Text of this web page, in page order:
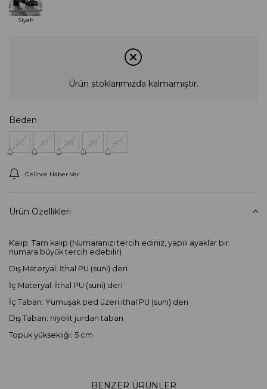
Siyah
Ürün stoklarımızda kalmamıştır.
Beden
36 37 38 39 40
Gelince Haber Ver
Ürün Özellikleri
Kalıp: Tam kalıp (Numaranızı tercih ediniz, yapılı ayaklar bir
numara büyük tercih edebilir)
Dış Materyal: İthal PU (suni) deri
İç Materyal: İthal PU (suni) deri
İç Taban: Yumuşak ped üzeri ithal PU (suni) deri
Dış Taban: niyolit jurdan taban
Topuk yüksekliği: 5 cm
BENZER ÜRÜNLER